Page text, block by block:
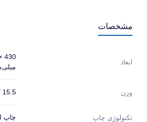
مشخصات
ابعاد
وزن 15.5 کیلوگرم
تکنولوژی چاپ چاپ